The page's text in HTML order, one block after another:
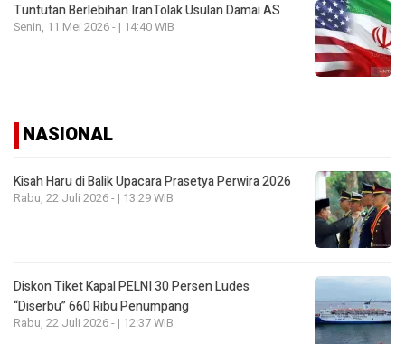
Tuntutan Berlebihan IranTolak Usulan Damai AS
Senin, 11 Mei 2026 - | 14:40 WIB
NASIONAL
Kisah Haru di Balik Upacara Prasetya Perwira 2026
Rabu, 22 Juli 2026 - | 13:29 WIB
Diskon Tiket Kapal PELNI 30 Persen Ludes
“Diserbu” 660 Ribu Penumpang
Rabu, 22 Juli 2026 - | 12:37 WIB